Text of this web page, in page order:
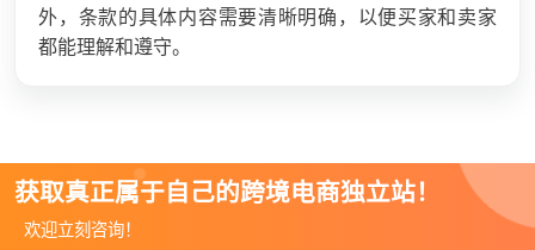
外，条款的具体内容需要清晰明确，以便买家和卖家
都能理解和遵守。
获取真正属于自己的跨境电商独立站！
欢迎立刻咨询！